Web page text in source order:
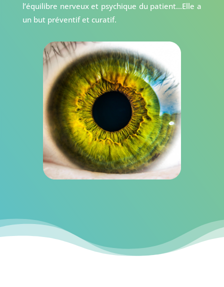
l’équilibre nerveux et psychique du patient…Elle a
un but préventif et curatif.